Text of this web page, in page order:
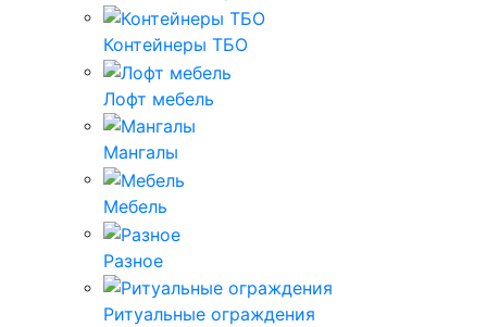
Контейнеры ТБО
Лофт мебель
Мангалы
Мебель
Разное
Ритуальные ограждения